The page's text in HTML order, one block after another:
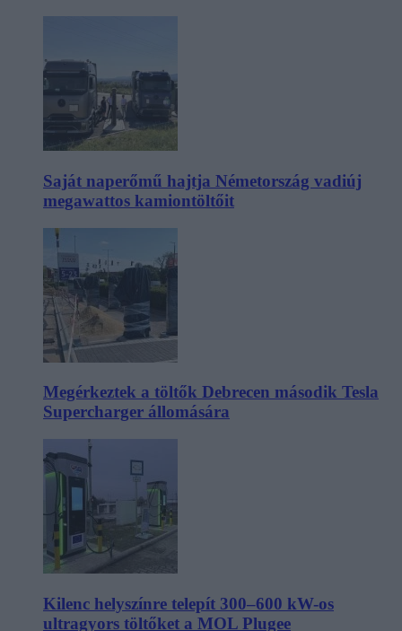
Saját naperőmű hajtja Németország vadiúj
megawattos kamiontöltőit
Megérkeztek a töltők Debrecen második Tesla
Supercharger állomására
Kilenc helyszínre telepít 300–600 kW-os
ultragyors töltőket a MOL Plugee